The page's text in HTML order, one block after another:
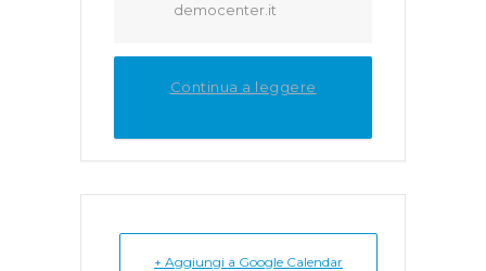
democenter.it
Continua a leggere
+ Aggiungi a Google Calendar